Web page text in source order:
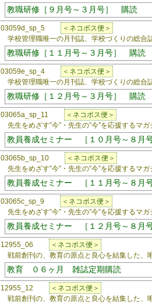
教職研修［９月号～３月号］ 購読
03059d_sp_5
＜ネコポス便＞
学校管理職唯一の月刊誌、学校づくりの総合
教職研修［１１月号～３月号］ 購読
03059e_sp_4
＜ネコポス便＞
学校管理職唯一の月刊誌、学校づくりの総合
教職研修［１２月号～３月号］ 購読
03065a_sp_11
＜ネコポス便＞
先生をめざす”今”・先生の”今”を応援するマガ
教員養成セミナー ［１０月号～８月
03065b_sp_10
＜ネコポス便＞
先生をめざす”今”・先生の”今”を応援するマガ
教員養成セミナー ［１１月号～８月
03065c_sp_9
＜ネコポス便＞
先生をめざす”今”・先生の”今”を応援するマガ
教員養成セミナー ［１２月号～８月
12955_06
＜ネコポス便＞
戦前創刊の、教育の原点と良心を結集した、
教育 ０６ヶ月 雑誌定期購読
12955_12
＜ネコポス便＞
戦前創刊の、教育の原点と良心を結集した、